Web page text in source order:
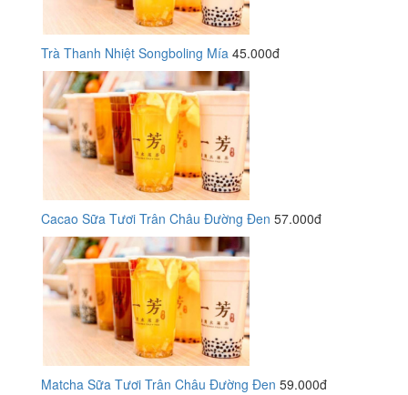
Trà Thanh Nhiệt Songboling Mía 45.000đ
Cacao Sữa Tươi Trân Châu Đường Đen 57.000đ
Matcha Sữa Tươi Trân Châu Đường Đen 59.000đ